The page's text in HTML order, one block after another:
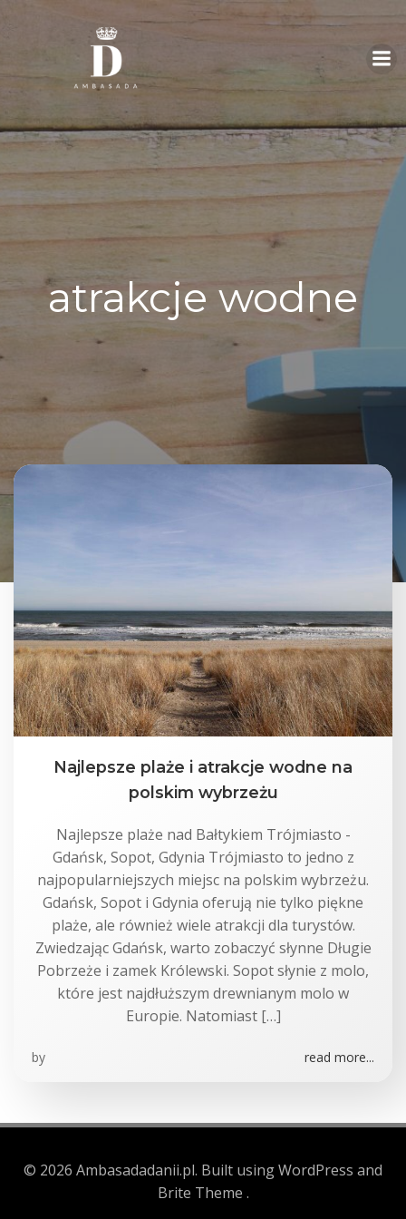
Skip
atrakcje wodne
Najlepsze plaże i atrakcje wodne na
polskim wybrzeżu
Najlepsze plaże nad Bałtykiem Trójmiasto -
Gdańsk, Sopot, Gdynia Trójmiasto to jedno z
najpopularniejszych miejsc na polskim wybrzeżu.
Gdańsk, Sopot i Gdynia oferują nie tylko piękne
plaże, ale również wiele atrakcji dla turystów.
Zwiedzając Gdańsk, warto zobaczyć słynne Długie
Pobrzeże i zamek Królewski. Sopot słynie z molo,
które jest najdłuższym drewnianym molo w
Europie. Natomiast […]
by read more...
© 2026 Ambasadadanii.pl. Built using WordPress and
Brite Theme .